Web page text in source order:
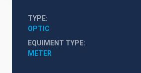
TYPE
OPTIC
EQUIMENT TYPE
METER